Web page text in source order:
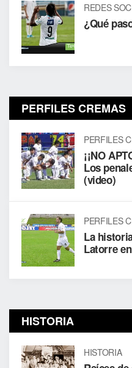
REDES
¿Qué
PERFILES CREMAS
PERFILES
¡¡NO
Los
(video)
PERFILES
La
Latorre
HISTORIA
HISTORIA